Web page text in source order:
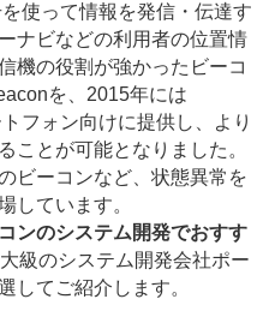
使って情報を発信・伝達す
ナビなどの利用者の位置情
機の役割が強かったビーコ
を、2015年には
フォン向けに提供し、より
ことが可能となりました。
ビーコンなど、状態異常を
しています。
ンのシステム開発でおすす
級のシステム開発会社ポー
してご紹介します。